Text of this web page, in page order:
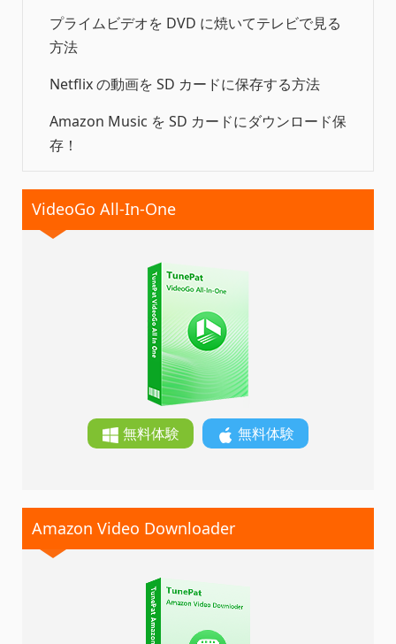
プライムビデオを DVD に焼いてテレビで見る
方法
Netflix の動画を SD カードに保存する方法
Amazon Music を SD カードにダウンロード保
存！
VideoGo All-In-One
無料体験 無料体験
Amazon Video Downloader